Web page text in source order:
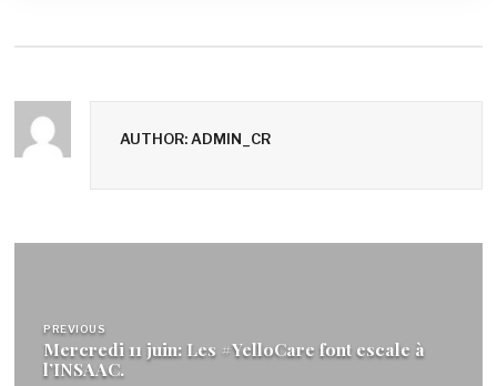
AUTHOR: ADMIN_CR
de
l’article
PREVIOUS
Mercredi 11 juin: Les #YelloCare font escale à
l’INSAAC.